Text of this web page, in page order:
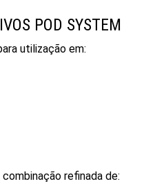
POD SYSTEM
utilização em:
refinada de: